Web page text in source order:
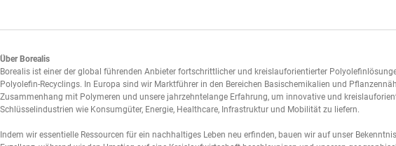
Über Borealis
Borealis ist einer der global führenden Anbieter fortschrittlicher und kreislauforientierter
Polyolefin-Recyclings. In Europa sind wir Marktführer in den Bereichen Basischemikalien und
Zusammenhang mit Polymeren und unsere jahrzehntelange Erfahrung, um innovative und
Schlüsselindustrien wie Konsumgüter, Energie, Healthcare, Infrastruktur und Mobilität zu liefern.
Indem wir essentielle Ressourcen für ein nachhaltiges Leben neu erfinden, bauen wir auf unser